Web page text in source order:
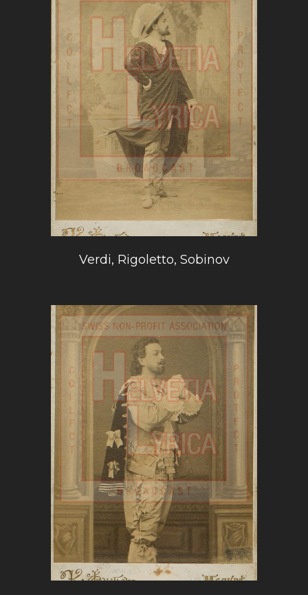
Verdi, Rigoletto, Sobinov